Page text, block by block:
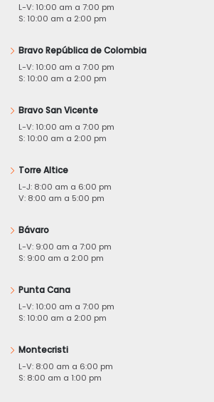
L-V: 10:00 am a 7:00 pm
S: 10:00 am a 2:00 pm
Bravo República de Colombia
L-V: 10:00 am a 7:00 pm
S: 10:00 am a 2:00 pm
Bravo San Vicente
L-V: 10:00 am a 7:00 pm
S: 10:00 am a 2:00 pm
Torre Altice
L-J: 8:00 am a 6:00 pm
V: 8:00 am a 5:00 pm
Bávaro
L-V: 9:00 am a 7:00 pm
S: 9:00 am a 2:00 pm
Punta Cana
L-V: 10:00 am a 7:00 pm
S: 10:00 am a 2:00 pm
Montecristi
L-V: 8:00 am a 6:00 pm
S: 8:00 am a 1:00 pm